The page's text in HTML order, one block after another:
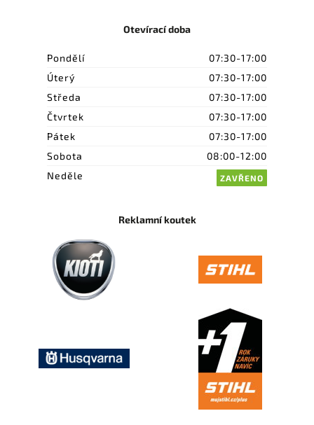
Otevírací doba
Pondělí
07:30-17:00
Úterý
07:30-17:00
Středa
07:30-17:00
Čtvrtek
07:30-17:00
Pátek
07:30-17:00
Sobota
08:00-12:00
Neděle
ZAVŘENO
Reklamní koutek